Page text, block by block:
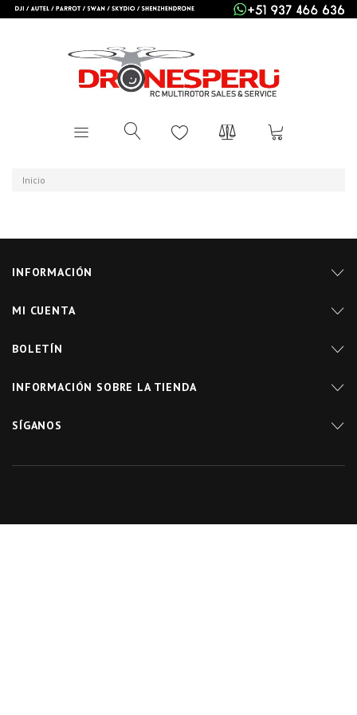
Inicio
INFORMACIÓN
MI CUENTA
BOLETÍN
INFORMACIÓN SOBRE LA TIENDA
SÍGANOS